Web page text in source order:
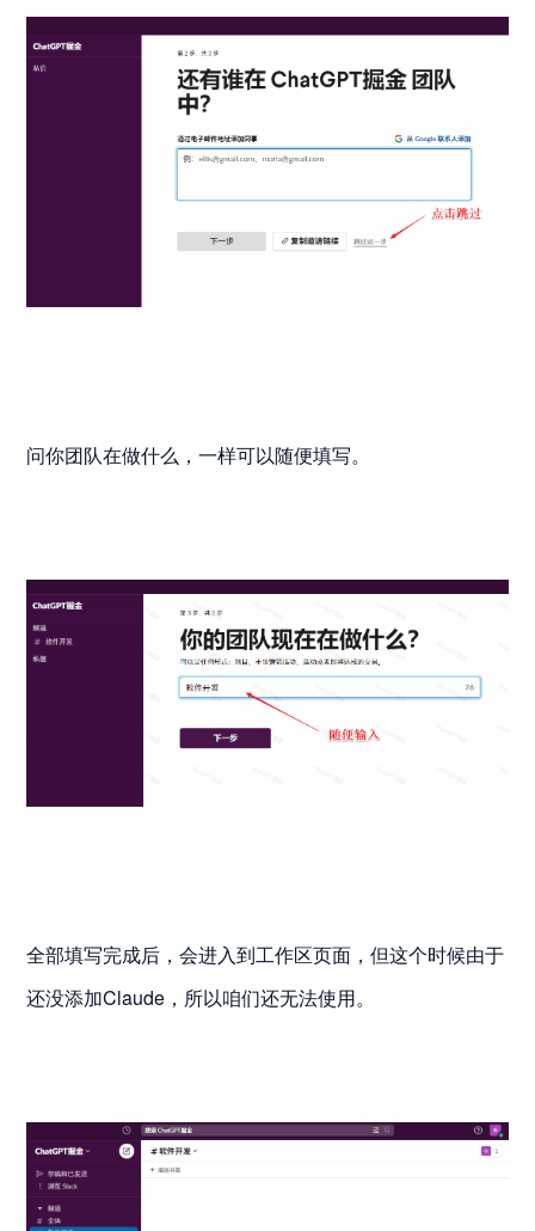
问你团队在做什么，一样可以随便填写。
全部填写完成后，会进入到工作区页面，但这个时候由于
还没添加Claude，所以咱们还无法使用。